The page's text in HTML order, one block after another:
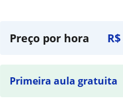
Preço por hora
Primeira aula gratuita